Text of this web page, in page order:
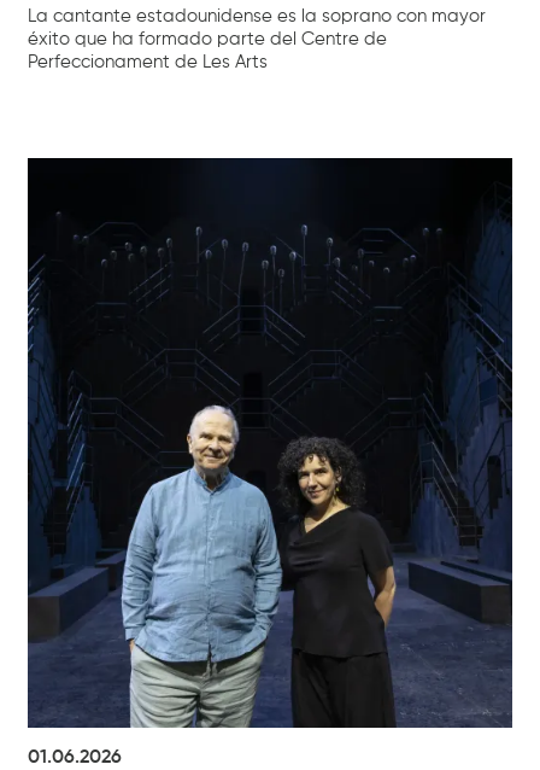
La cantante estadounidense es la soprano con mayor
éxito que ha formado parte del Centre de
Perfeccionament de Les Arts
01.06.2026